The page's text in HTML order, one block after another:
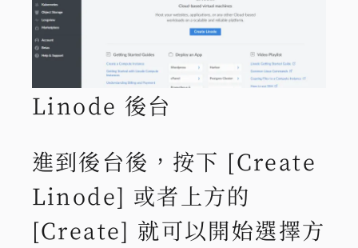
Linode 後台
進到後台後，按下 [Create
Linode] 或者上方的
[Create] 就可以開始選擇方